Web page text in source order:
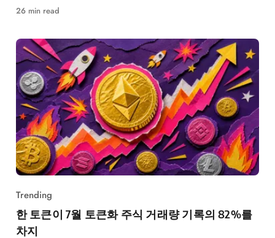
26 min read
Trending
한 토큰이 7월 토큰화 주식 거래량 기록의 82%를
차지